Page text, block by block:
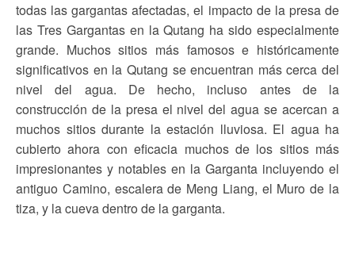
todas las gargantas afectadas, el impacto de la presa de
las Tres Gargantas en la Qutang ha sido especialmente
grande. Muchos sitios más famosos e históricamente
significativos en la Qutang se encuentran más cerca del
nivel del agua. De hecho, incluso antes de la
construcción de la presa el nivel del agua se acercan a
muchos sitios durante la estación lluviosa. El agua ha
cubierto ahora con eficacia muchos de los sitios más
impresionantes y notables en la Garganta incluyendo el
antiguo Camino, escalera de Meng Liang, el Muro de la
tiza, y la cueva dentro de la garganta.